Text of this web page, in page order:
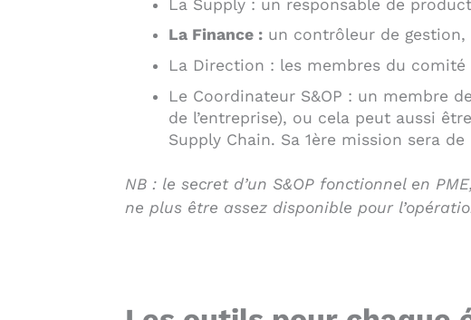
La Supply : un responsable de
La Finance : un contrôleur de
La Direction : les membres du
Le Coordinateur S&OP : un membre
de l’entreprise), ou cela peut aussi
Supply Chain. Sa 1ère mission sera
NB : le secret d’un S&OP fonctionnel en
ne plus être assez disponible pour